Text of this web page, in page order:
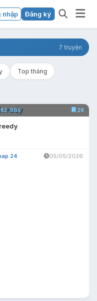
nhập Đăng ký
7 truyện
Top tháng
28
24 05/05/2026